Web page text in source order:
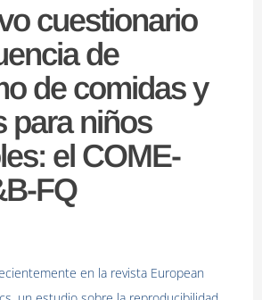
cuestionario
de
de comidas y
para niños
el COME-
FQ
en la revista European